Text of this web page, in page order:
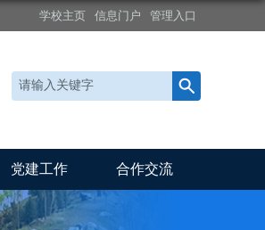
学校主页 信息门户 管理入口
党建工作 合作交流